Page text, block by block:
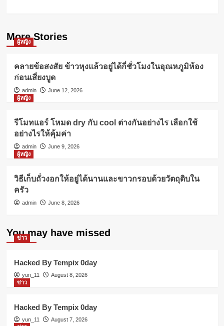
More Stories
ผู้หญิง
คลายข้อสงสัย ข้าวหุงแล้วอยู่ได้กี่ชั่วโมงในอุณหภูมิห้อง
ก่อนเสี่ยงบูด
admin
June 12, 2026
ผู้หญิง
รีโมทแอร์ โหมด dry กับ cool ต่างกันอย่างไร เลือกใช้
อย่างไรให้คุ้มค่า
admin
June 9, 2026
ผู้หญิง
วิธีเก็บถั่วงอกให้อยู่ได้นานและขาวกรอบด้วยวัตถุดิบใน
ครัว
admin June 8, 2026
You may have missed
ข่าว
Hacked By Tempix 0day
yun_11
August 8, 2026
ข่าว
Hacked By Tempix 0day
yun_11
August 7, 2026